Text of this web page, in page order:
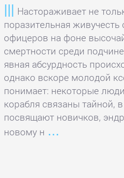
Настораживает не
поразительная живучесть
офицеров на фоне
смертности среди
явная абсурдность
однако вскоре молодой
понимает: некоторые
корабля связаны тайной,
посвящают новичков,
новому н